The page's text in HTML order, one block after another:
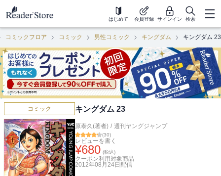
はじめて 会員登録 サインイン 検索
コミックフロア コミック 男性コミック キングダム キングダム 23
コミック キングダム 23
原泰久(著者) / 週刊ヤングジャンプ
(30)
レビューを書く
¥680 (税込)
クーポン利用対象商品
2012年08月24日 配信